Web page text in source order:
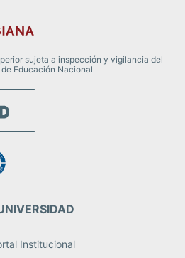
sujeta a inspección y vigilancia del
Educación Nacional
Institucional